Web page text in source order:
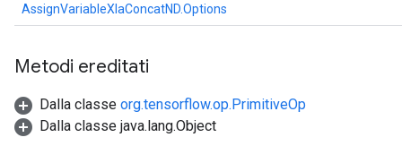
AssignVariableXlaConcatND.Options
Metodi ereditati
Dalla classe org.tensorflow.op.PrimitiveOp
Dalla classe java.lang.Object